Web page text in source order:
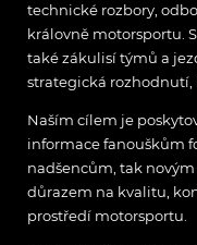
technické rozbory,
královně motorsportu.
také zákulisí týmů a
strategická rozhodnutí,
Naším cílem je
informace fanouškům
nadšencům, tak
důrazem na kvalitu,
prostředí motorsportu.